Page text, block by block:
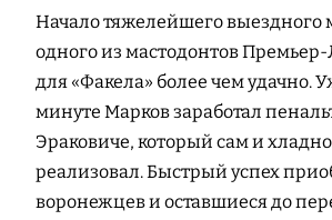
Начало тяжелейшего выездного
одного из мастодонтов
для «Факела» более чем удачно.
минуте Марков заработал
Эраковиче, который сам и
реализовал. Быстрый успех
воронежцев и оставшиеся до